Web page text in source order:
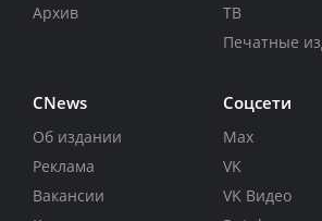
Архив
ТВ
Печатные
CNews
Об издании
Реклама
Вакансии
Соцсети
Max
VK
VK Видео